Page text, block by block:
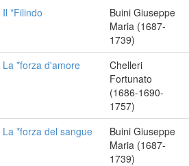
Il *Filindo
Buini Giuseppe
Maria (1687-
1739)
La *forza d'amore
Chelleri
Fortunato
(1686-1690-
1757)
La *forza del sangue
Buini Giuseppe
Maria (1687-
1739)